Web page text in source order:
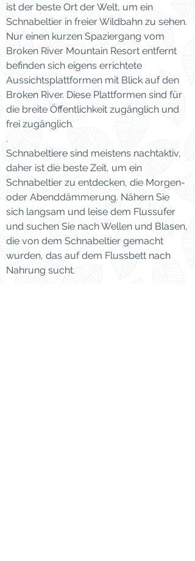
ist der beste Ort der Welt, um ein
Schnabeltier in freier Wildbahn zu sehen.
Nur einen kurzen Spaziergang vom
Broken River Mountain Resort entfernt
befinden sich eigens errichtete
Aussichtsplattformen mit Blick auf den
Broken River. Diese Plattformen sind für
die breite Öffentlichkeit zugänglich und
frei zugänglich.
.
Schnabeltiere sind meistens nachtaktiv,
daher ist die beste Zeit, um ein
Schnabeltier zu entdecken, die Morgen-
oder Abenddämmerung. Nähern Sie
sich langsam und leise dem Flussufer
und suchen Sie nach Wellen und Blasen,
die von dem Schnabeltier gemacht
wurden, das auf dem Flussbett nach
Nahrung sucht.